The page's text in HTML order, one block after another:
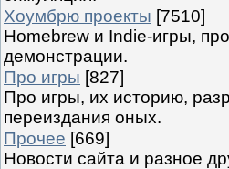
Хоумбрю проекты [7510]
Homebrew и Indie-игры,
демонстрации.
Про игры [827]
Про игры, их историю,
переиздания оных.
Прочее [669]
Новости сайта и разное